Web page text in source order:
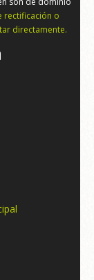
rectificación o
directamente.